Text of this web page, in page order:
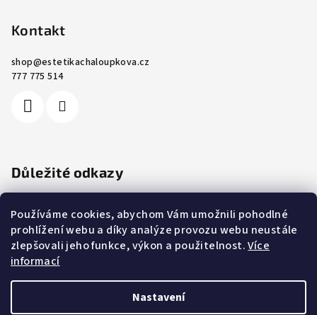
Používáme cookies, abychom Vám umožnili pohodlné
prohlížení webu a díky analýze provozu webu neustále
zlepšovali jeho funkce, výkon a použitelnost.Více
informací
Nastavení
Kontakt
shop@estetikachaloupkova.cz
777 775 514
Důležité odkazy
Cookies
Obchodní podmínky
Reklamace a vrácení zboží